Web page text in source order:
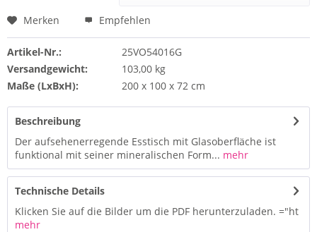
Merken Empfehlen
Artikel-Nr.:
25VO54016G
Versandgewicht:
103,00 kg
Maße (LxBxH):
200 x 100 x 72 cm
Beschreibung
Der aufsehenerregende Esstisch mit Glasoberfläche ist
funktional mit seiner mineralischen Form... mehr
Technische Details
Klicken Sie auf die Bilder um die PDF herunterzuladen. ="ht
mehr